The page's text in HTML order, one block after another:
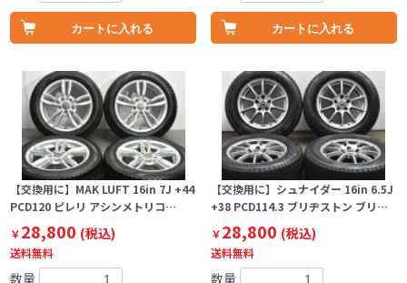
カートに入れる カートに入れる
【交換用に】MAK LUFT 16in 7J +44
PCD120 ピレリ アシンメトリコ…
￥28,800 (税込)
送料無料
数量
【交換用に】シュナイダー 16in 6.5J
+38 PCD114.3 ブリヂストン ブリ…
￥28,800 (税込)
送料無料
数量